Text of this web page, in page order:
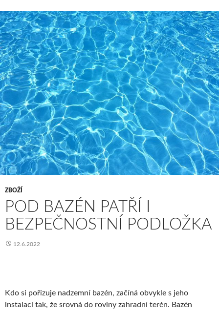
ZBOŽÍ
POD BAZÉN PATŘÍ I
BEZPEČNOSTNÍ PODLOŽKA
12.6.2022
Kdo si pořizuje nadzemní bazén, začíná obvykle s jeho
instalací tak, že srovná do roviny zahradní terén. Bazén